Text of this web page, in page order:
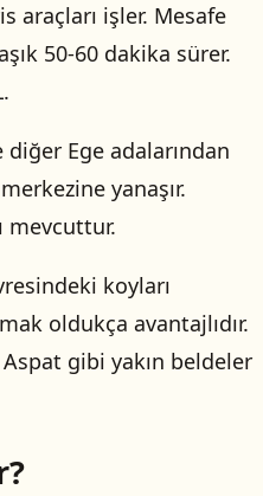
araçları işler. Mesafe
50-60 dakika sürer.
Ege adalarından
yanaşır.
mevcuttur.
koyları
oldukça avantajlıdır.
gibi yakın beldeler